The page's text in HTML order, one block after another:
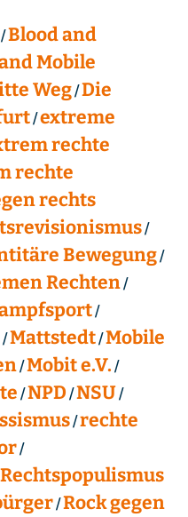
Blood and
Mobile
Weg Die
extreme
rechte
rechte
rechts
Bewegung
Rechten
Mattstedt Mobile
Mobit e.V.
NPD NSU
rechte
Rechtspopulismus
Rock gegen